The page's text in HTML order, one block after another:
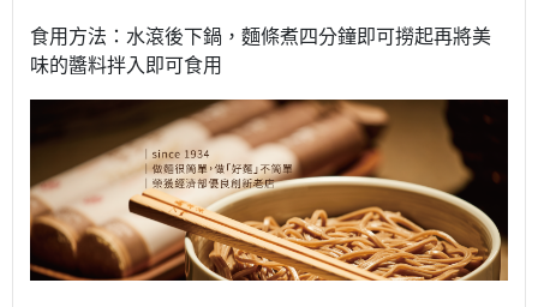
食用方法：水滾後下鍋，麵條煮四分鐘即可撈起再將美
味的醬料拌入即可食用